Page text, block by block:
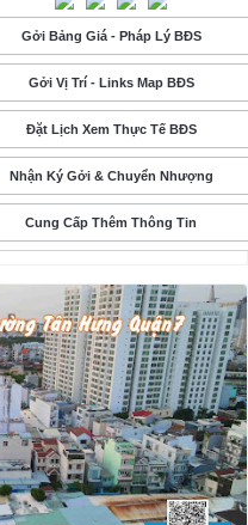
Phú - DT 6.2m x 22m - ...
- Thanh Tuyết 0913.999.003
Gởi Bảng Giá - Pháp Lý BĐS
Gởi Vị Trí - Links Map BĐS
Đặt Lịch Xem Thực Tế BĐS
Nhận Ký Gởi & Chuyển Nhượng
Cung Cấp Thêm Thông Tin